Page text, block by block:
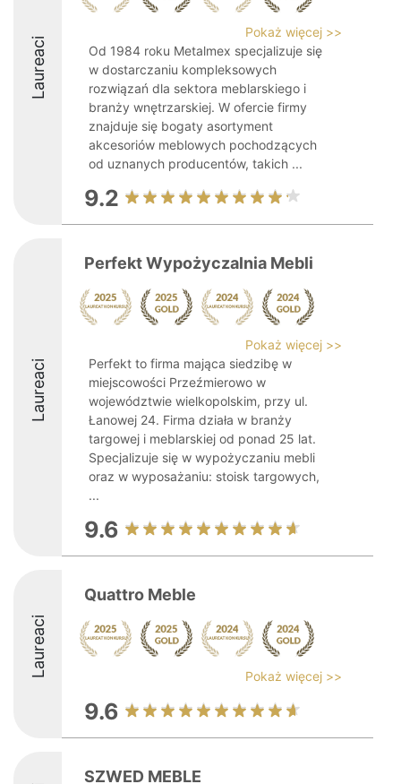
Laureaci
Pokaż więcej >>
Od 1984 roku Metalmex specjalizuje się
w dostarczaniu kompleksowych
rozwiązań dla sektora meblarskiego i
branży wnętrzarskiej. W ofercie firmy
znajduje się bogaty asortyment
akcesoriów meblowych pochodzących
od uznanych producentów, takich ...
9.2
Laureaci
Perfekt Wypożyczalnia Mebli
Pokaż więcej >>
Perfekt to firma mająca siedzibę w
miejscowości Przeźmierowo w
województwie wielkopolskim, przy ul.
Łanowej 24. Firma działa w branży
targowej i meblarskiej od ponad 25 lat.
Specjalizuje się w wypożyczaniu mebli
oraz w wyposażaniu: stoisk targowych,
...
9.6
Laureaci
Quattro Meble
Pokaż więcej >>
9.6
SZWED MEBLE